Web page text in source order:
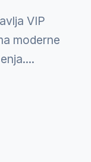
VIP
moderne